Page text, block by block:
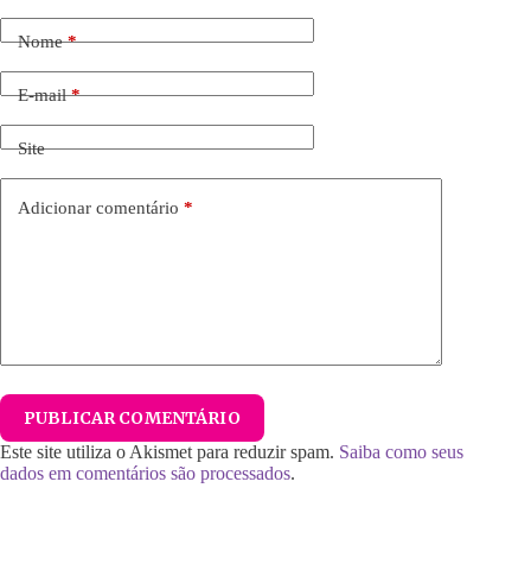
Nome*
E-mail*
Site
Adicionar comentário *
PUBLICAR COMENTÁRIO
Este site utiliza o Akismet para reduzir spam. Saiba como seus
dados em comentários são processados.